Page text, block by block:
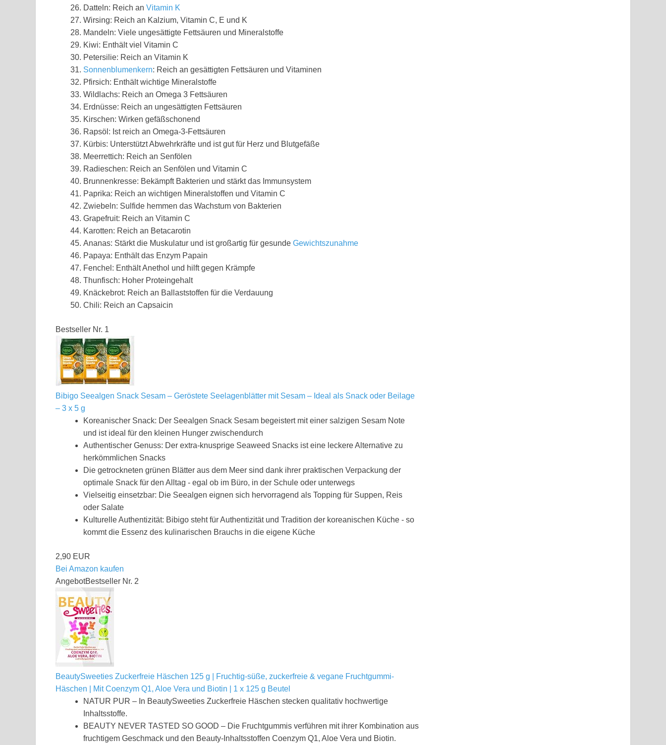
Datteln: Reich an Vitamin K
Wirsing: Reich an Kalzium, Vitamin C, E und K
Mandeln: Viele ungesättigte Fettsäuren und Mineralstoffe
Kiwi: Enthält viel Vitamin C
Petersilie: Reich an Vitamin K
Sonnenblumenkern: Reich an gesättigten Fettsäuren und Vitaminen
Pfirsich: Enthält wichtige Mineralstoffe
Wildlachs: Reich an Omega 3 Fettsäuren
Erdnüsse: Reich an ungesättigten Fettsäuren
Kirschen: Wirken gefäßschonend
Rapsöl: Ist reich an Omega-3-Fettsäuren
Kürbis: Unterstützt Abwehrkräfte und ist gut für Herz und Blutgefäße
Meerrettich: Reich an Senfölen
Radieschen: Reich an Senfölen und Vitamin C
Brunnenkresse: Bekämpft Bakterien und stärkt das Immunsystem
Paprika: Reich an wichtigen Mineralstoffen und Vitamin C
Zwiebeln: Sulfide hemmen das Wachstum von Bakterien
Grapefruit: Reich an Vitamin C
Karotten: Reich an Betacarotin
Ananas: Stärkt die Muskulatur und ist großartig für gesunde Gewichtszunahme
Papaya: Enthält das Enzym Papain
Fenchel: Enthält Anethol und hilft gegen Krämpfe
Thunfisch: Hoher Proteingehalt
Knäckebrot: Reich an Ballaststoffen für die Verdauung
Chili: Reich an Capsaicin
Bestseller Nr. 1
Bibigo Seealgen Snack Sesam – Geröstete Seelagenblätter mit Sesam – Ideal als Snack oder Beilage
– 3 x 5 g
Koreanischer Snack: Der Seealgen Snack Sesam begeistert mit einer salzigen Sesam Note
und ist ideal für den kleinen Hunger zwischendurch
Authentischer Genuss: Der extra-knusprige Seaweed Snacks ist eine leckere Alternative zu
herkömmlichen Snacks
Die getrockneten grünen Blätter aus dem Meer sind dank ihrer praktischen Verpackung der
optimale Snack für den Alltag - egal ob im Büro, in der Schule oder unterwegs
Vielseitig einsetzbar: Die Seealgen eignen sich hervorragend als Topping für Suppen, Reis
oder Salate
Kulturelle Authentizität: Bibigo steht für Authentizität und Tradition der koreanischen Küche - so
kommt die Essenz des kulinarischen Brauchs in die eigene Küche
2,90 EUR
Bei Amazon kaufen
AngebotBestseller Nr. 2
BeautySweeties Zuckerfreie Häschen 125 g | Fruchtig-süße, zuckerfreie & vegane Fruchtgummi-
Häschen | Mit Coenzym Q1, Aloe Vera und Biotin | 1 x 125 g Beutel
NATUR PUR – In BeautySweeties Zuckerfreie Häschen stecken qualitativ hochwertige
Inhaltsstoffe.
BEAUTY NEVER TASTED SO GOOD – Die Fruchtgummis verführen mit ihrer Kombination aus
fruchtigem Geschmack und den Beauty-Inhaltsstoffen Coenzym Q1, Aloe Vera und Biotin.